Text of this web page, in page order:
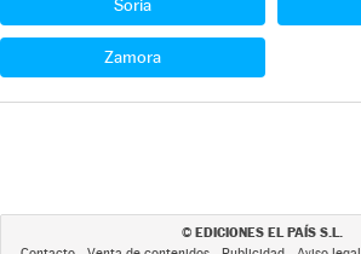
Soria
Zamora
© EDICIONES EL PAÍS S.L.